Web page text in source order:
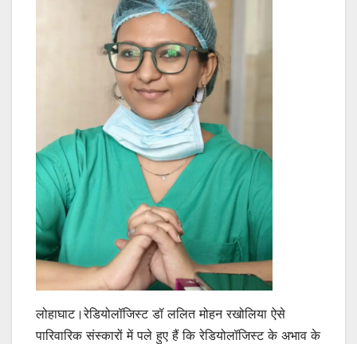
लोहाघाट।रेडियोलॉजिस्ट डॉ ललित मोहन रखोलिया ऐसे
पारिवारिक संस्कारों में पले हुए हैं कि रेडियोलॉजिस्ट के अभाव के